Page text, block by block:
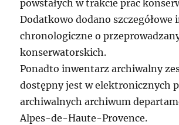
powstałych w trakcie prac
Dodatkowo dodano szczegółowe
chronologiczne o
konserwatorskich.
Ponadto inwentarz archiwalny
dostępny jest w elektronicznych
archiwalnych archiwum
Alpes-de-Haute-Provence.